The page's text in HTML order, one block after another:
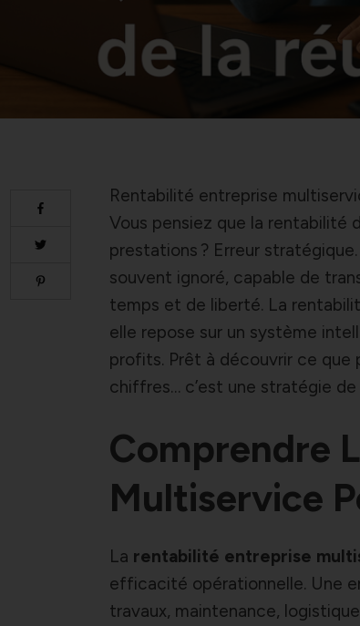
Rentabilité entreprise
Vous pensiez que la rentabilité
prestations ? Erreur
souvent ignoré, capable de
temps et de liberté. La
elle repose sur un système
profits. Prêt à découvrir ce que
chiffres… c’est une stratégie de
Comprendre
Multiservice
La rentabilité entreprise
efficacité opérationnelle. Une
travaux, maintenance,